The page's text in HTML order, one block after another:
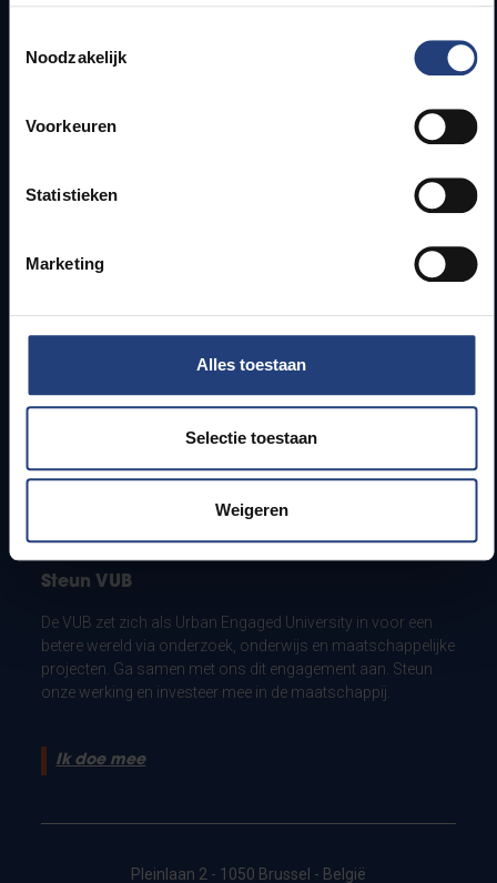
Noodzakelijk
Voorkeuren
Statistieken
Marketing
Alles toestaan
Selectie toestaan
Weigeren
Info voor
Studenten
PhD-studenten
Internationale studenten
Bewaking campus in Jette
Noodnummer campus in Etterbeek
Noodnummer campus in Jette
Steun VUB
De VUB zet zich als Urban Engaged University in voor een
betere wereld via onderzoek, onderwijs en maatschappelijke
projecten. Ga samen met ons dit engagement aan. Steun
onze werking en investeer mee in de maatschappij.
Ik doe mee
Pleinlaan 2 - 1050 Brussel - België